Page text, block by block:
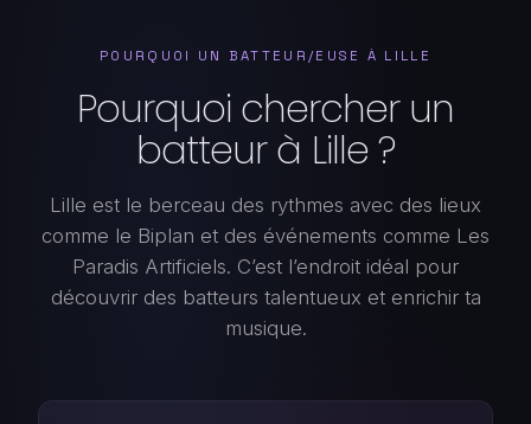
POURQUOI UN BATTEUR/EUSE À LILLE
Pourquoi chercher un
batteur à Lille ?
Lille est le berceau des rythmes avec des lieux
comme le Biplan et des événements comme Les
Paradis Artificiels. C’est l’endroit idéal pour
découvrir des batteurs talentueux et enrichir ta
musique.